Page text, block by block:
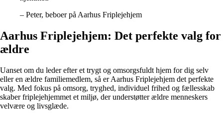
– Peter, beboer på Aarhus Friplejehjem
Aarhus Friplejehjem: Det perfekte valg for
ældre
Uanset om du leder efter et trygt og omsorgsfuldt hjem for dig selv
eller en ældre familiemedlem, så er Aarhus Friplejehjem det perfekte
valg. Med fokus på omsorg, tryghed, individuel frihed og fællesskab
skaber friplejehjemmet et miljø, der understøtter ældre menneskers
velvære og livsglæde.